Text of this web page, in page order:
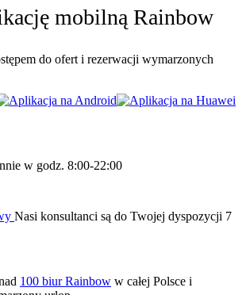
mobilną Rainbow
do ofert i rezerwacji wymarzonych
w godz. 8:00-22:00
Nasi konsultanci są do Twojej dyspozycji 7
100 biur Rainbow w całej Polsce i